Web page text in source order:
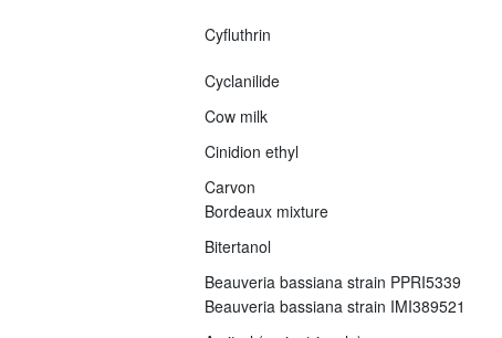
Cyfluthrin
Cyclanilide
Cow milk
Cinidion ethyl
Carvon
Bordeaux mixture
Bitertanol
Beauveria bassiana strain PPRI5339
Beauveria bassiana strain IMI389521